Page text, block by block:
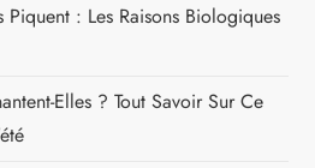
Piquent : Les Raisons Biologiques
Elles ? Tout Savoir Sur Ce